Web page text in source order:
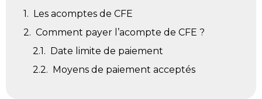
Les acomptes de CFE
Comment payer l’acompte de CFE ?
Date limite de paiement
Moyens de paiement acceptés